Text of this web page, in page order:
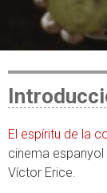
El espíritu de la
cinema
Víctor Erice.